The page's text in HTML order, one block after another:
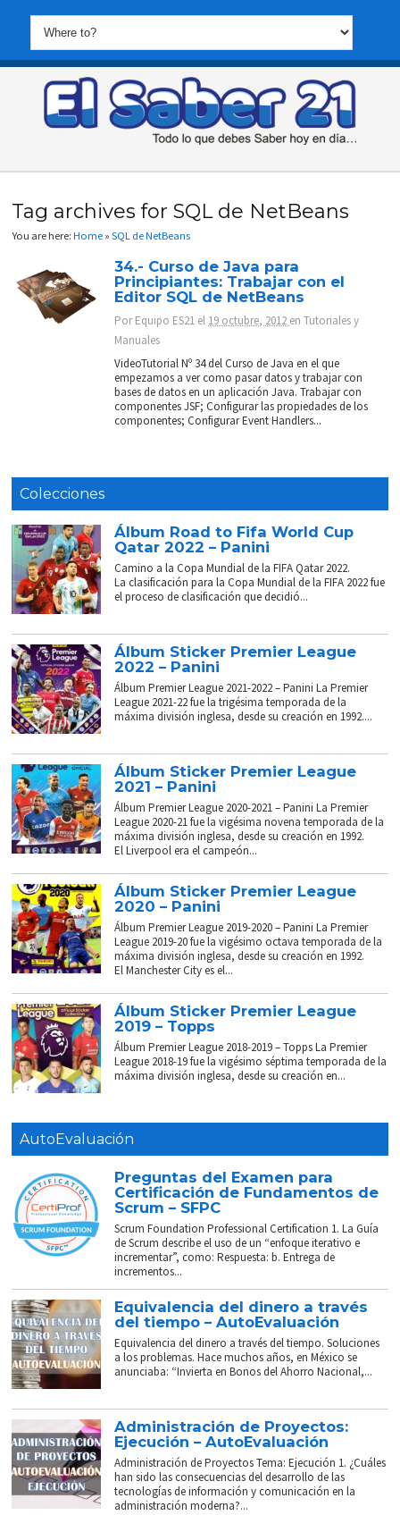
Tag archives for SQL de NetBeans
You are here:Home »SQL de NetBeans
34.- Curso de Java para
Principiantes: Trabajar con el
Editor SQL de NetBeans
PorEquipo ES21 el 19 octubre, 2012 enTutoriales y
Manuales
VideoTutorial Nº 34 del Curso de Java en el que
empezamos a ver como pasar datos y trabajar con
bases de datos en un aplicación Java. Trabajar con
componentes JSF; Configurar las propiedades de los
componentes; Configurar Event Handlers...
Colecciones
Álbum Road to Fifa World Cup
Qatar 2022 – Panini
Camino a la Copa Mundial de la FIFA Qatar 2022.
La clasificación para la Copa Mundial de la FIFA 2022 fue
el proceso de clasificación que decidió...
Álbum Sticker Premier League
2022 – Panini
Álbum Premier League 2021-2022 – Panini La Premier
League 2021-22 fue la trigésima temporada de la
máxima división inglesa, desde su creación en 1992....
Álbum Sticker Premier League
2021 – Panini
Álbum Premier League 2020-2021 – Panini La Premier
League 2020-21 fue la vigésima novena temporada de la
máxima división inglesa, desde su creación en 1992.
El Liverpool era el campeón...
Álbum Sticker Premier League
2020 – Panini
Álbum Premier League 2019-2020 – Panini La Premier
League 2019-20 fue la vigésimo octava temporada de la
máxima división inglesa, desde su creación en 1992.
El Manchester City es el...
Álbum Sticker Premier League
2019 – Topps
Álbum Premier League 2018-2019 – Topps La Premier
League 2018-19 fue la vigésimo séptima temporada de la
máxima división inglesa, desde su creación en...
AutoEvaluación
Preguntas del Examen para
Certificación de Fundamentos de
Scrum – SFPC
Scrum Foundation Professional Certification 1. La Guía
de Scrum describe el uso de un “enfoque iterativo e
incrementar”, como: Respuesta: b. Entrega de
incrementos...
Equivalencia del dinero a través
del tiempo – AutoEvaluación
Equivalencia del dinero a través del tiempo. Soluciones
a los problemas. Hace muchos años, en México se
anunciaba: “Invierta en Bonos del Ahorro Nacional,...
Administración de Proyectos:
Ejecución – AutoEvaluación
Administración de Proyectos Tema: Ejecución 1. ¿Cuáles
han sido las consecuencias del desarrollo de las
tecnologías de información y comunicación en la
administración moderna?...